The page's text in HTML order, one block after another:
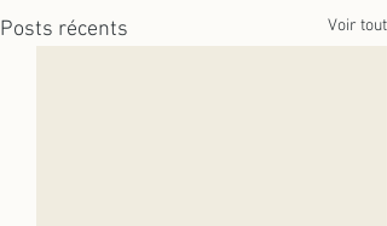
Posts récents Voir tout